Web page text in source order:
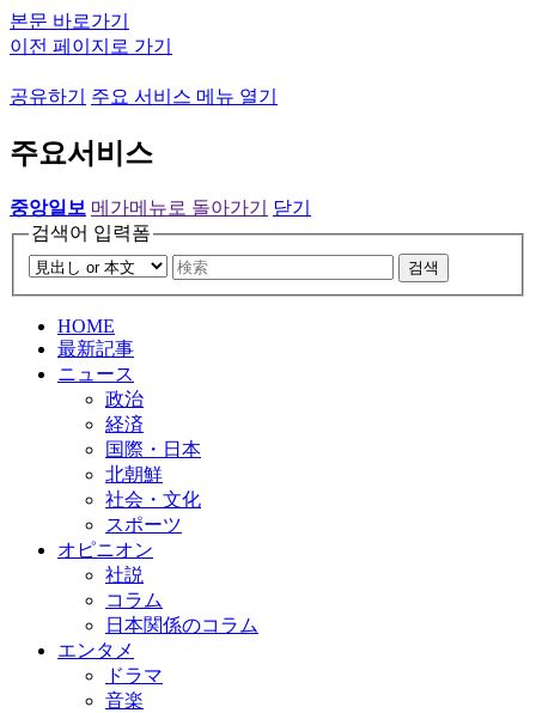
본문 바로가기
이전 페이지로 가기
공유하기 주요 서비스 메뉴 열기
주요서비스
중앙일보 메가메뉴로 돌아가기
닫기
검색어 입력폼
검색
HOME
最新記事
ニュース
政治
経済
国際・日本
北朝鮮
社会・文化
スポーツ
オピニオン
社説
コラム
日本関係のコラム
エンタメ
ドラマ
音楽